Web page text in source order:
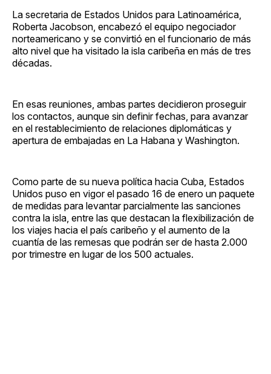
La secretaria de Estados Unidos para Latinoamérica,
Roberta Jacobson, encabezó el equipo negociador
norteamericano y se convirtió en el funcionario de más
alto nivel que ha visitado la isla caribeña en más de tres
décadas.
En esas reuniones, ambas partes decidieron proseguir
los contactos, aunque sin definir fechas, para avanzar
en el restablecimiento de relaciones diplomáticas y
apertura de embajadas en La Habana y Washington.
Como parte de su nueva política hacia Cuba, Estados
Unidos puso en vigor el pasado 16 de enero un paquete
de medidas para levantar parcialmente las sanciones
contra la isla, entre las que destacan la flexibilización de
los viajes hacia el país caribeño y el aumento de la
cuantía de las remesas que podrán ser de hasta 2.000
por trimestre en lugar de los 500 actuales.